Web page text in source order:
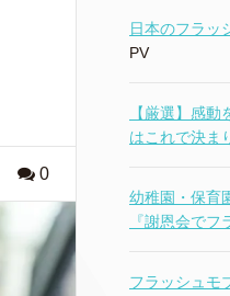
0
日本のフラッ
PV
【厳選】感
はこれで決ま
幼稚園・保育
『謝恩会でフ
フラッシュモ